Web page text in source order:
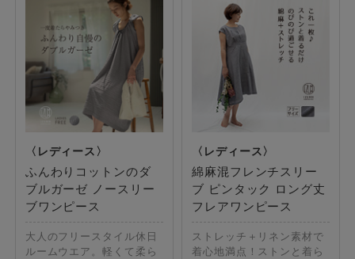
ふんわりコットンのダ
ブルガーゼ ノースリー
ブワンピース
大人のフリースタイル休日
ルームウエア。軽くて柔ら
綿麻混フレンチスリー
ブ ピンタック ロング丈
フレアワンピース
ストレッチ＋リネン素材で
着心地満点！ストンと着ら